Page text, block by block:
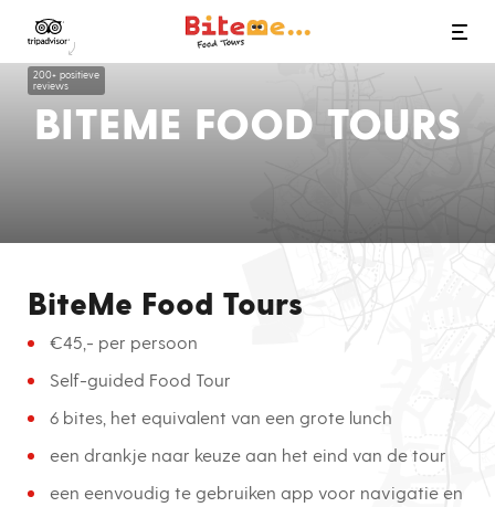
200+ positieve
reviews
Bite Me Food Tours
BITEME FOOD TOURS
BiteMe Food Tours
€45,- per persoon
Self-guided Food Tour
6 bites, het equivalent van een grote lunch
een drankje naar keuze aan het eind van de tour
een eenvoudig te gebruiken app voor navigatie en